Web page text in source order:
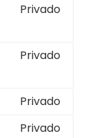
Privado
Privado
Privado
Privado